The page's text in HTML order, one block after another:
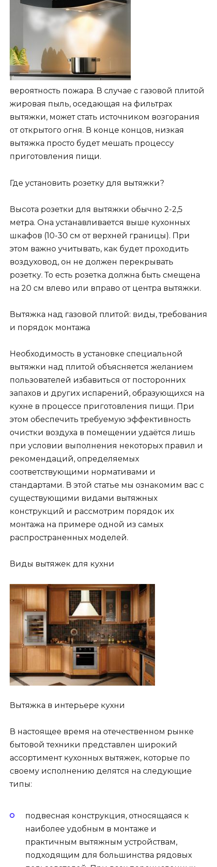
вероятность пожара. В случае с газовой плитой
жировая пыль, оседающая на фильтрах
вытяжки, может стать источником возгорания
от открытого огня. В конце концов, низкая
вытяжка просто будет мешать процессу
приготовления пищи.
Где установить розетку для вытяжки?
Высота розетки для вытяжки обычно 2-2,5
метра. Она устанавливается выше кухонных
шкафов (10-30 см от верхней границы). При
этом важно учитывать, как будет проходить
воздуховод, он не должен перекрывать
розетку. То есть розетка должна быть смещена
на 20 см влево или вправо от центра вытяжки.
Вытяжка над газовой плитой: виды, требования
и порядок монтажа
Необходимость в установке специальной
вытяжки над плитой объясняется желанием
пользователей избавиться от посторонних
запахов и других испарений, образующихся на
кухне в процессе приготовления пищи. При
этом обеспечить требуемую эффективность
очистки воздуха в помещении удаётся лишь
при условии выполнения некоторых правил и
рекомендаций, определяемых
соответствующими нормативами и
стандартами. В этой статье мы ознакомим вас с
существующими видами вытяжных
конструкций и рассмотрим порядок их
монтажа на примере одной из самых
распространенных моделей.
Виды вытяжек для кухни
Вытяжка в интерьере кухни
В настоящее время на отечественном рынке
бытовой техники представлен широкий
ассортимент кухонных вытяжек, которые по
своему исполнению делятся на следующие
типы:
подвесная конструкция, относящаяся к
наиболее удобным в монтаже и
практичным вытяжным устройствам,
подходящим для большинства рядовых